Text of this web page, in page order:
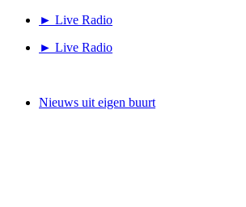
► Live Radio
► Live Radio
Nieuws uit eigen buurt